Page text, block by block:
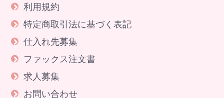
利用規約
特定商取引法に基づく表記
仕入れ先募集
ファックス注文書
求人募集
お問い合わせ